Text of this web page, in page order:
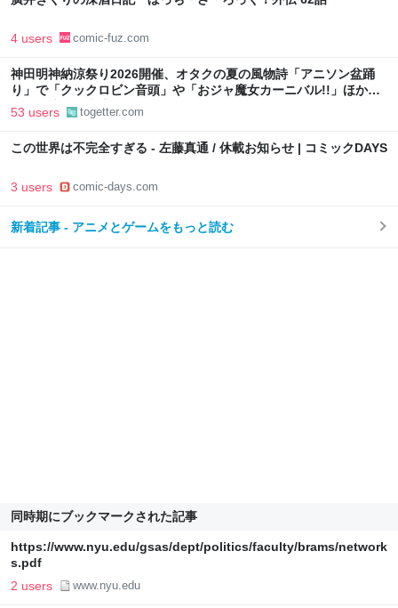
4 users comic-fuz.com
神田明神納涼祭り2026開催、オタクの夏の風物詩「アニソン盆踊
り」で「クックロビン音頭」や「おジャ魔女カーニバル!!」ほか
様々な演目で大盛況
53 users togetter.com
この世界は不完全すぎる - 左藤真通 / 休載お知らせ | コミックDAYS
3 users comic-days.com
新着記事 - アニメとゲームをもっと読む
同時期にブックマークされた記事
https://www.nyu.edu/gsas/dept/politics/faculty/brams/network
s.pdf
2 users www.nyu.edu